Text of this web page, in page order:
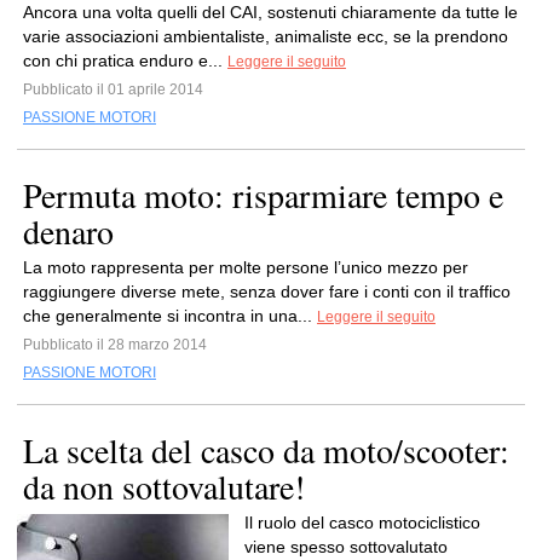
Ancora una volta quelli del CAI, sostenuti chiaramente da tutte le
varie associazioni ambientaliste, animaliste ecc, se la prendono
con chi pratica enduro e...
Leggere il seguito
Pubblicato il 01 aprile 2014
PASSIONE MOTORI
Permuta moto: risparmiare tempo e
denaro
La moto rappresenta per molte persone l’unico mezzo per
raggiungere diverse mete, senza dover fare i conti con il traffico
che generalmente si incontra in una...
Leggere il seguito
Pubblicato il 28 marzo 2014
PASSIONE MOTORI
La scelta del casco da moto/scooter:
da non sottovalutare!
Il ruolo del casco motociclistico
viene spesso sottovalutato